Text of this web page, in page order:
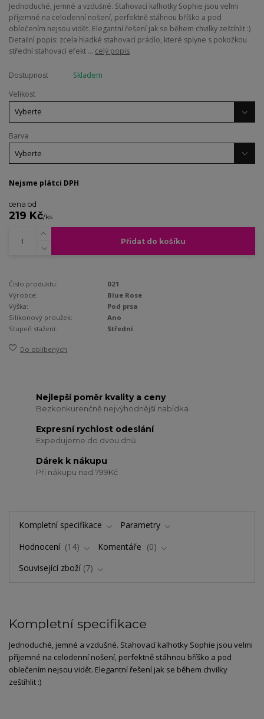
Jednoduché, jemné a vzdušné. Stahovací kalhotky Sophie jsou velmi
příjemné na celodenní nošení, perfektně stáhnou bříško a pod
oblečením nejsou vidět. Elegantní řešení jak se během chvilky zeštíhlit :)
Detailní popis: zcela hladké stahovací prádlo, které splyne s pokožkou
střední stahovací efekt ... celý popis
Dostupnost
Skladem
Velikost
Barva
Nejsme plátci DPH
cena od
219 Kč/ks
Přidat do košíku
Číslo produktu:
021
Výrobce:
Blue Rose
Výška:
Pod prsa
Silikonový proužek:
Ano
Stupeň stažení:
Střední
Do oblíbených
Nejlepší poměr kvality a ceny
Bezkonkurenčně nejvýhodnější nabídka
Expresní rychlost odeslání
Expedujeme do dvou dnů
Dárek k nákupu
Při nákupu nad 799Kč
Kompletní specifikace
Parametry
Hodnocení
14 Komentáře
0
Související zboží 7
Kompletní specifikace
Jednoduché, jemné a vzdušné. Stahovací kalhotky Sophie jsou velmi
příjemné na celodenní nošení, perfektně stáhnou bříško a pod
oblečením nejsou vidět. Elegantní řešení jak se během chvilky
zeštíhlit :)